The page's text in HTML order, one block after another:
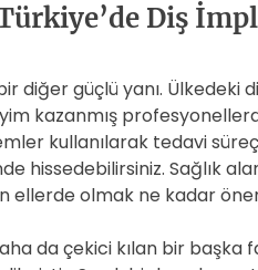
Diş
diğer güçlü yanı. Ülkedeki
kazanmış
kullanılarak tedavi
hissedebilirsiniz. Sağlık
ellerde olmak ne kadar
da çekici kılan bir başka